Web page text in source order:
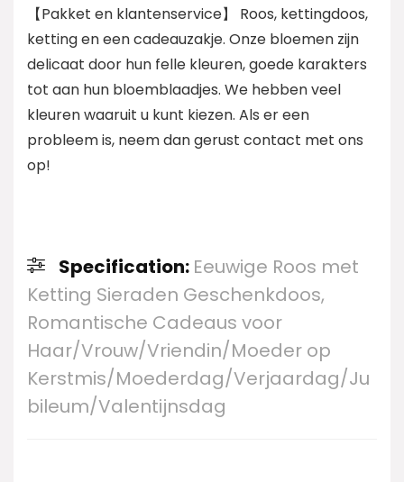
【Pakket en klantenservice】 Roos, kettingdoos,
ketting en een cadeauzakje. Onze bloemen zijn
delicaat door hun felle kleuren, goede karakters
tot aan hun bloemblaadjes. We hebben veel
kleuren waaruit u kunt kiezen. Als er een
probleem is, neem dan gerust contact met ons
op!
Specification: Eeuwige Roos met
Ketting Sieraden Geschenkdoos,
Romantische Cadeaus voor
Haar/Vrouw/Vriendin/Moeder op
Kerstmis/Moederdag/Verjaardag/Ju
bileum/Valentijnsdag